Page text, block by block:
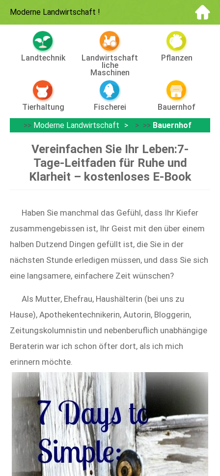
Moderne Landwirtschaft !
Landtechnik Landwirtschaft
Liche
Maschinen
Pflanzen
Tierhaltung Fischerei
Bauernhof
>> Moderne Landwirtschaft > >> Bauernhof
Vereinfachen Sie Ihr Leben:7-
Tage-Leitfaden für Ruhe und
Klarheit – kostenloses E-Book
Haben Sie manchmal das Gefühl, dass Ihr Kiefer
zusammengebissen ist, Ihr Geist mit den über einem
halben Dutzend Dingen gefüllt ist, die Sie in der
nächsten Stunde erledigen müssen, und dass Sie sich
eine langsamere, einfachere Zeit wünschen?
Als Mutter, Ehefrau, Haushälterin (bei uns zu
Hause), Apothekentechnikerin, Autorin, Bloggerin,
Zeitungskolumnistin und nebenberuflich unabhängige
Beraterin war ich schon öfter dort, als ich mich
erinnern möchte.